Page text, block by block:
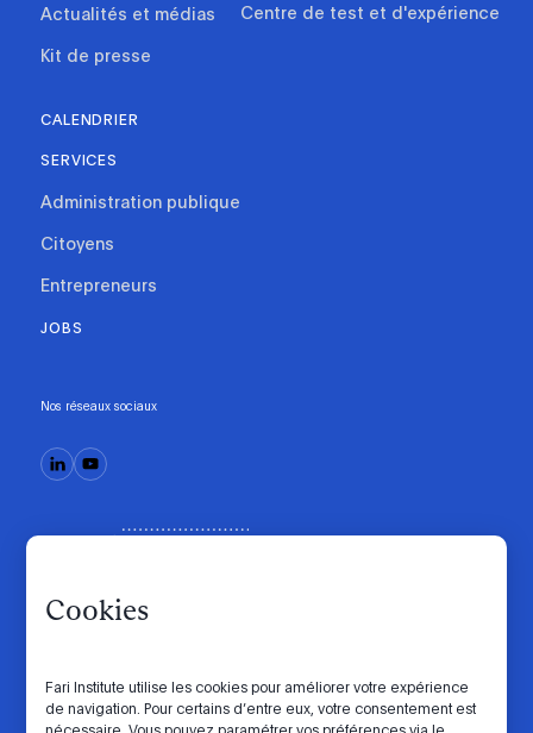
Cookies
Fari Institute utilise les cookies pour améliorer votre expérience
de navigation. Pour certains d’entre eux, votre consentement est
Actualités et médias
Kit de presse
Centre de test et d'expérience
CALENDRIER
SERVICES
Administration publique
Citoyens
Entrepreneurs
JOBS
Nos réseaux sociaux
Code de conduite Manifesto Intranet